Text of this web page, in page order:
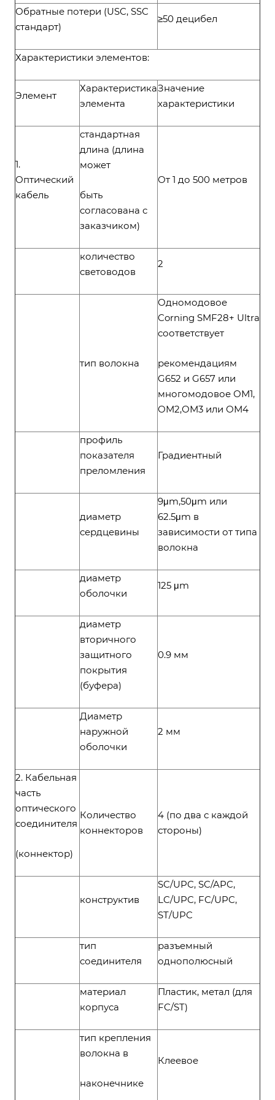
Обратные потери (USC, SSC
стандарт)
≥50 децибел
Характеристики элементов:
Элемент
Характеристика
элемента
Значение
характеристики
1.
Оптический
кабель
стандартная
длина (длина
может
быть
согласована с
заказчиком)
От 1 до 500 метров
количество
световодов
2
тип волокна
Одномодовое
Corning SMF28+ Ultra
соответствует
рекомендациям
G652 и G657 или
многомодовое ОМ1,
ОМ2,ОМ3 или ОМ4
профиль
показателя
преломления
Градиентный
диаметр
сердцевины
9μm,50μm или
62.5μm в
зависимости от типа
волокна
диаметр
оболочки
125 μm
диаметр
вторичного
защитного
покрытия
(буфера)
0.9 мм
Диаметр
наружной
оболочки
2 мм
2. Кабельная
часть
оптического
соединителя
(коннектор)
Количество
коннекторов
4 (по два с каждой
стороны)
конструктив
SC/UPC, SC/APC,
LC/UPC, FC/UPC,
ST/UPC
тип
соединителя
разъемный
однополюсный
материал
корпуса
Пластик, метал (для
FC/ST)
тип крепления
волокна в
наконечнике
Клеевое